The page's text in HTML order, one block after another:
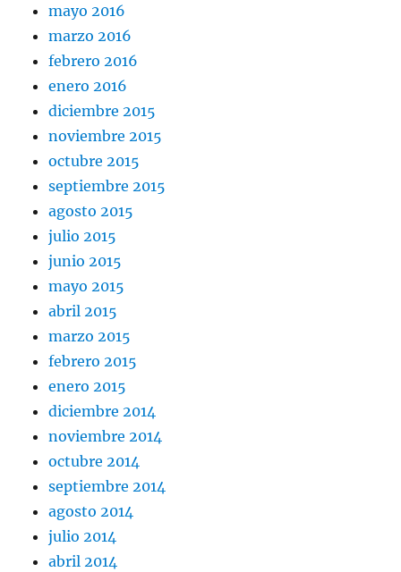
mayo 2016
marzo 2016
febrero 2016
enero 2016
diciembre 2015
noviembre 2015
octubre 2015
septiembre 2015
agosto 2015
julio 2015
junio 2015
mayo 2015
abril 2015
marzo 2015
febrero 2015
enero 2015
diciembre 2014
noviembre 2014
octubre 2014
septiembre 2014
agosto 2014
julio 2014
abril 2014